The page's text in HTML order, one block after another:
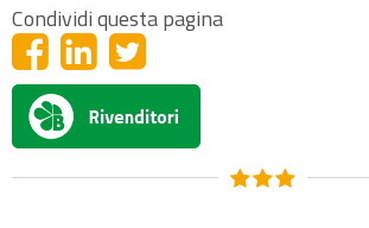
Condividi questa pagina